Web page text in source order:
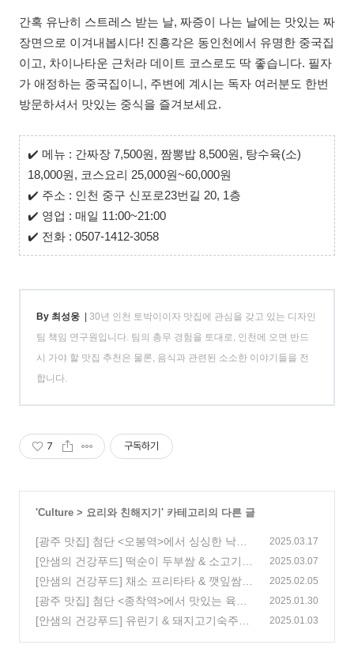
간혹 유난히 스트레스 받는 날, 짜증이 나는 날에는 맛있는 짜
장면으로 이겨내봅시다! 진흥각은 동인천에서 유명한 중국집
이고, 차이나타운 근처라 데이트 코스로도 딱 좋습니다. 필자
가 애정하는 중국집이니, 주변에 계시는 독자 여러분도 한번
방문하셔서 맛있는 중식을 즐겨보세요.
✔️ 메뉴 : 간짜장 7,500원, 짬뽕밥 8,500원, 탕수육(소)
18,000원, 코스요리 25,000원~60,000원
✔️ 주소 : 인천 중구 신포로23번길 20, 1층
✔️ 영업 : 매일 11:00~21:00
✔️ 전화 : 0507-1412-3058
By 최성웅 | 30년 인천 토박이이자 맛집에 관심을 갖고 있는 디자인
팀 책임 연구원입니다. 팀의 총무 경험을 토대로, 인천에 오면 반드
시 가야 할 맛집 추천은 물론, 음식과 관련된 소소한 이야기들을 전
합니다.
7 구독하기
'Culture > 요리와 친해지기 ' 카테고리의 다른 글
[광주 맛집] 첨단 <오봉역>에서 싱싱한 낙지
볶음을 만나보세요!
(1)
2025.03.17
[안샘의 건강푸드] 떡순이 두부쌈 & 소고기채
소불고기
(0)
2025.03.07
[안샘의 건강푸드] 채소 프리타타 & 깻잎쌈두
부 라자냐
(2)
2025.02.05
[광주 맛집] 첨단 <종착역>에서 맛있는 육즙
을 즐겨보세요!
(0)
2025.01.30
[안샘의 건강푸드] 유린기 & 돼지고기숙주덮
2025.01.03